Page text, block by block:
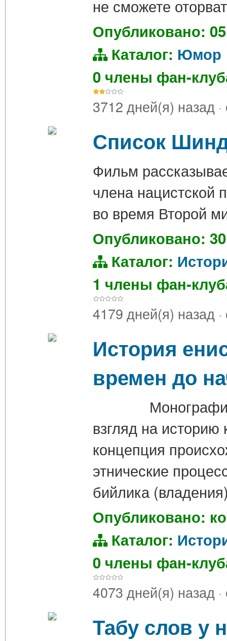
не сможете
Опубликовано:
Каталог: Юмор
0 члены фан-
3712 дней(я) назад ·
Список
Фильм
члена нацистской
во время Второй
Опубликовано:
Каталог:
1 члены фан-
4179 дней(я) назад ·
История
времен до
Монография
взгляд на
концепция
этнические
бийлика
Опубликовано:
Каталог:
0 члены фан-
4073 дней(я) назад ·
Табу слов у